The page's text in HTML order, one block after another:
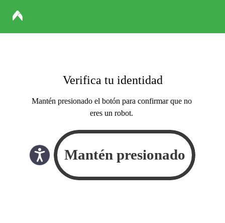
Verifica tu identidad
Mantén presionado el botón para confirmar que no
eres un robot.